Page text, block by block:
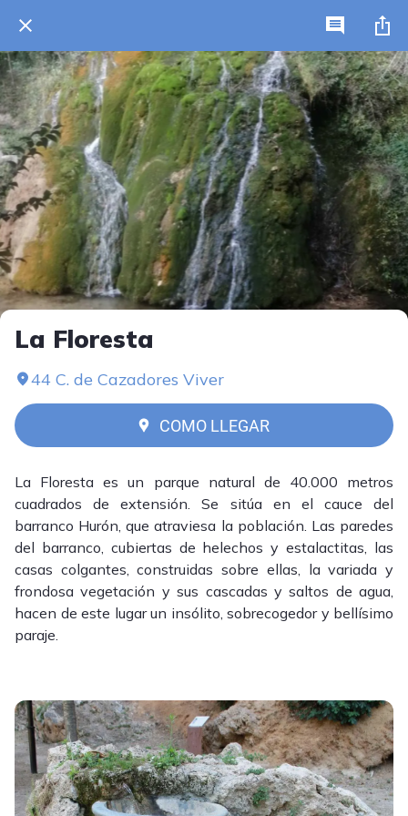
La Floresta
44 C. de Cazadores Viver
COMO LLEGAR
La Floresta es un parque natural de 40.000 metros
cuadrados de extensión. Se sitúa en el cauce del
barranco Hurón, que atraviesa la población. Las paredes
del barranco, cubiertas de helechos y estalactitas, las
casas colgantes, construidas sobre ellas, la variada y
frondosa vegetación y sus cascadas y saltos de agua,
hacen de este lugar un insólito, sobrecogedor y bellísimo
paraje.